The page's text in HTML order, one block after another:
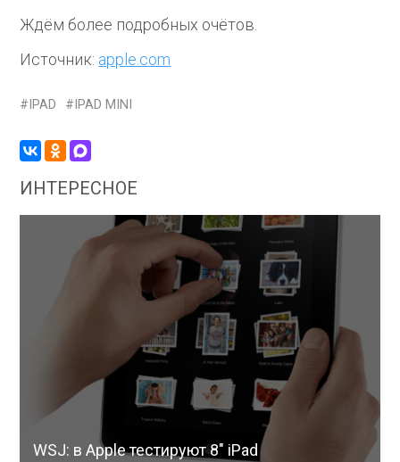
Ждём более подробных очётов.
Источник: apple.com
IPAD IPAD MINI
ИНТЕРЕСНОЕ
WSJ: в Apple тестируют 8″ iPad